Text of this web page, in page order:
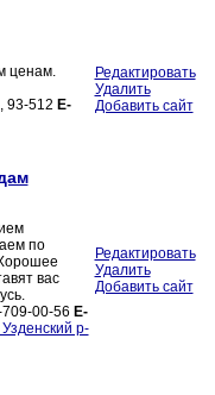
ценам.
93-512 E-
Редактировать
Удалить
Добавить сайт
по
вас
00-56 E-
р-
Редактировать
Удалить
Добавить сайт